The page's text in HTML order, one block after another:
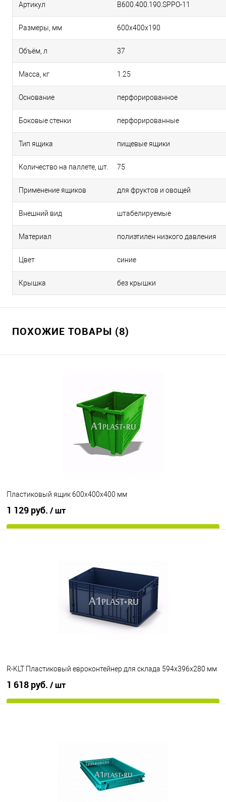
Артикул B600.400.190.SPPO-11
Размеры, мм 600х400х190
Объём, л 37
Масса, кг 1.25
Основание перфорированное
Боковые стенки перфорированные
Тип ящика пищевые ящики
Количество на паллете, шт. 75
Применение ящиков для фруктов и овощей
Внешний вид штабелируемые
Материал полиэтилен низкого давления
Цвет синие
Крышка без крышки
ПОХОЖИЕ ТОВАРЫ (8)
Пластиковый ящик 600х400х400 мм
1 129 руб. / шт
R-KLT Пластиковый евроконтейнер для склада 594х396х280 мм
1 618 руб. / шт